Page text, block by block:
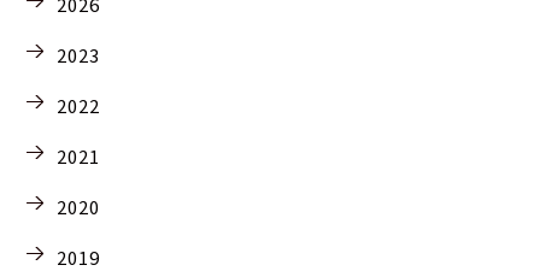
2023
2022
2021
2020
2019